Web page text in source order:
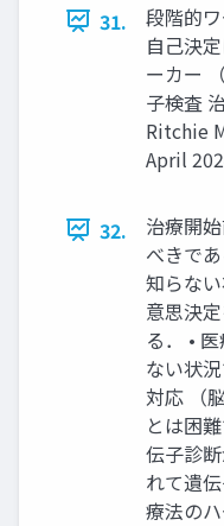
31.
段階的
自己決
ーカー
子検査
Ritchie
April
32.
治療開
べきで
知らな
意思決
る． •
ない状
対応 （
とは困
伝子診
れて遺
療法のハ